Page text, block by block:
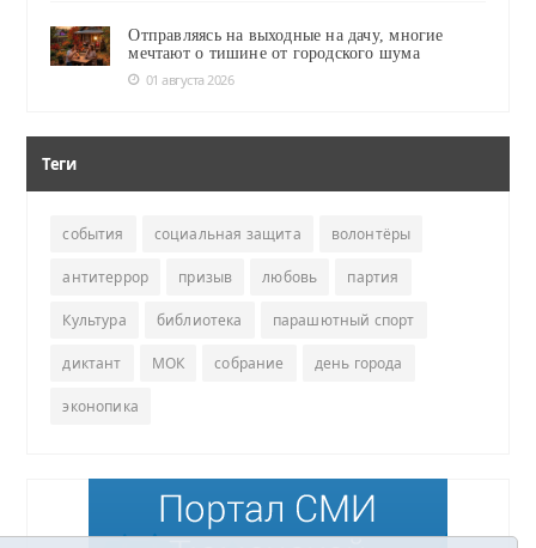
Отправляясь на выходные на дачу, многие
мечтают о тишине от городского шума
01 августа 2026
Теги
события социальная защита волонтёры
антитеррор призыв любовь партия
Культура библиотека парашютный спорт
диктант МОК собрание день города
эконопика